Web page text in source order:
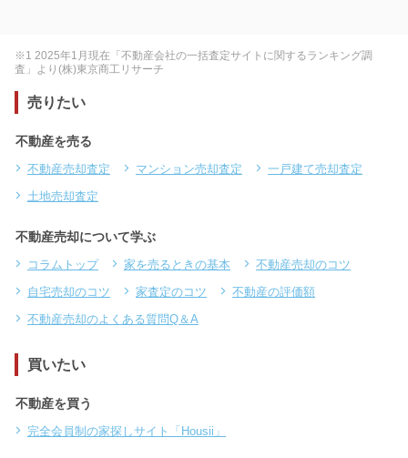
※1 2025年1月現在「不動産会社の一括査定サイトに関するランキング調
査」より(株)東京商工リサーチ
売りたい
不動産を売る
不動産売却査定 マンション売却査定
一戸建て売却査定
土地売却査定
不動産売却について学ぶ
コラムトップ 家を売るときの基本
不動産売却のコツ
自宅売却のコツ
家査定のコツ
不動産の評価額
不動産売却のよくある質問Q＆A
買いたい
不動産を買う
完全会員制の家探しサイト「Housii」